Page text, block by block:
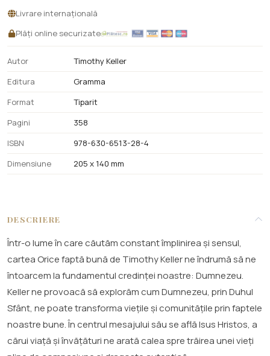
Livrare internațională
Plăți online securizate
Autor
Timothy Keller
Editura
Gramma
Format
Tiparit
Pagini
358
ISBN
978-630-6513-28-4
Dimensiune
205 x 140 mm
DESCRIERE
Într-o lume în care căutăm constant împlinirea și sensul,
cartea Orice faptă bună de Timothy Keller ne îndrumă să ne
întoarcem la fundamentul credinței noastre: Dumnezeu.
Keller ne provoacă să explorăm cum Dumnezeu, prin Duhul
Sfânt, ne poate transforma viețile și comunitățile prin faptele
noastre bune. În centrul mesajului său se află Isus Hristos, a
cărui viață și învățături ne arată calea spre trăirea unei vieți